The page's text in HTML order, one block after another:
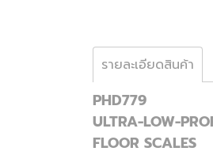
รายละเอียดสินค้า
PHD779
ULTRA-LOW-
FLOOR SCALES